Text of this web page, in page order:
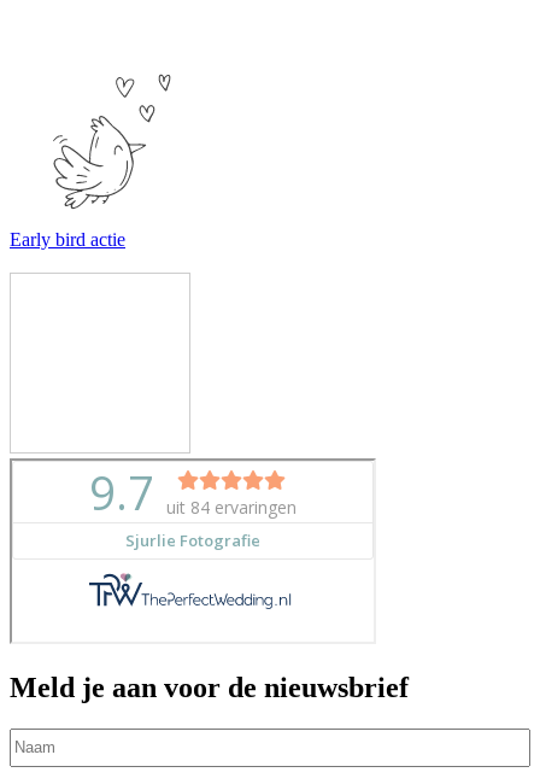
Early bird actie
Meld je aan voor de nieuwsbrief
Naam